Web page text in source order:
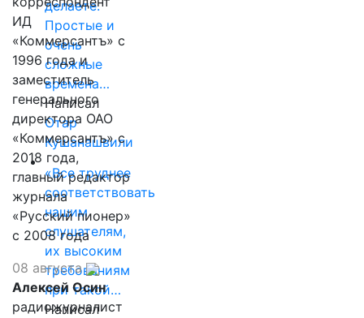
делаете.
Простые и
очень
сложные
времена…
Написал
Отар
Кушанашвили
«Все труднее
соответствовать
нашим
слушателям,
их высоким
требованиям
при такой…
Написал
ИД
«Коммерсантъ» с
1996 года и
заместитель
генерального
директора ОАО
«Коммерсантъ» с
2018 года,
главный редактор
журнала
«Русский пионер»
с 2008 года
08 августа
Алексей Осин
радиожурналист